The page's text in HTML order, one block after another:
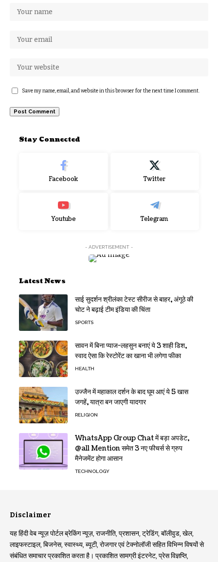
Save my name, email, and website in this browser for the next time I comment.
Stay Connected
Facebook Twitter
Youtube Telegram
- ADVERTISEMENT -
Latest News
साई सुदर्शन श्रीलंका टेस्ट सीरीज से बाहर, अंगूठे की
चोट ने बढ़ाई टीम इंडिया की चिंता
SPORTS
सावन में बिना प्याज-लहसुन बनाएं ये 3 शाही डिश,
स्वाद ऐसा कि रेस्टोरेंट का खाना भी लगेगा फीका
HEALTH
उज्जैन में महाकाल दर्शन के बाद घूम आएं ये 5 खास
जगहें, यात्रा बन जाएगी यादगार
RELIGION
WhatsApp Group Chat में बड़ा अपडेट,
@all Mention समेत 3 नए फीचर्स से ग्रुप
मैनेजमेंट होगा आसान
TECHNOLOGY
Disclaimer
यह हिंदी वेब न्यूज़ पोर्टल ब्रेकिंग न्यूज़, राजनीति, प्रशासन, ट्रेडिंग, बॉलीवुड, खेल,
लाइफस्टाइल, बिजनेस, स्वास्थ्य, ब्यूटी, रोजगार एवं टेक्नोलॉजी सहित विभिन्न विषयों से
संबंधित समाचार प्रकाशित करता है। प्रकाशित सामग्री इंटरनेट, प्रेस विज्ञप्ति,